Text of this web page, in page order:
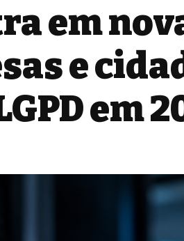
em
e
em